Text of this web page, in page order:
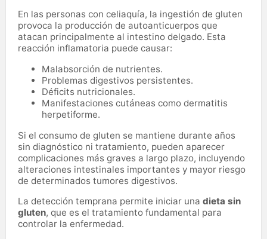
En las personas con celiaquía, la ingestión de gluten
provoca la producción de autoanticuerpos que
atacan principalmente al intestino delgado. Esta
reacción inflamatoria puede causar:
Malabsorción de nutrientes.
Problemas digestivos persistentes.
Déficits nutricionales.
Manifestaciones cutáneas como dermatitis
herpetiforme.
Si el consumo de gluten se mantiene durante años
sin diagnóstico ni tratamiento, pueden aparecer
complicaciones más graves a largo plazo, incluyendo
alteraciones intestinales importantes y mayor riesgo
de determinados tumores digestivos.
La detección temprana permite iniciar una dieta sin
gluten, que es el tratamiento fundamental para
controlar la enfermedad.